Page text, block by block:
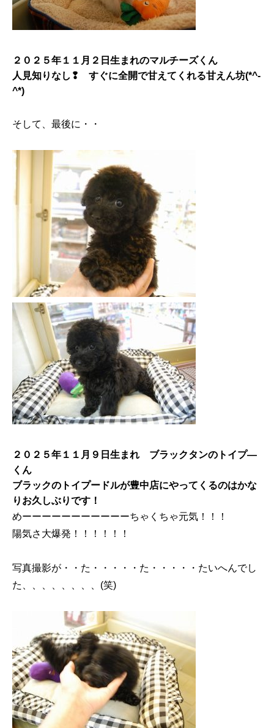
２０２５年１１月２日生まれのマルチーズくん
人見知りなし❢ すぐに全開で甘えてくれる甘えん坊(*^-
^*)
そして、最後に・・
２０２５年１１月９日生まれ ブラックタンのトイプ―
くん
ブラックのトイプードルが豊中店にやってくるのはかな
りお久しぶりです！
めーーーーーーーーーーーちゃくちゃ元気！！！
陽気さ大爆発！！！！！！
写真撮影が・・た・・・・・た・・・・・たいへんでし
た、、、、、、、、(笑)